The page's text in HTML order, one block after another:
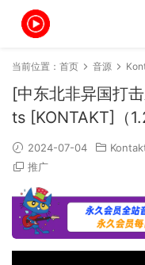
当前位置： 首页 音源
[中东北非异国打
ts [KONTAKT]（
2024-07-04
推广